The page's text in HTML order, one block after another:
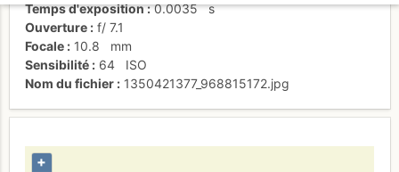
Temps d'exposition
0.0035 s
Ouverture
f/ 7.1
Focale
10.8
mm
Sensibilité
64
ISO
Nom du fichier
1350421377_968815172.jpg
+